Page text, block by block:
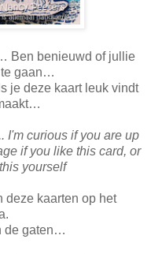
Ben benieuwd of jullie
te gaan…
je deze kaart leuk vindt
I'm curious if you are up
if you like this card, or
yourself
deze kaarten op het
de gaten…